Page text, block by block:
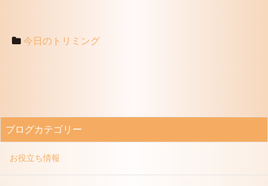
今日のトリミング
ブログカテゴリー
お役立ち情報